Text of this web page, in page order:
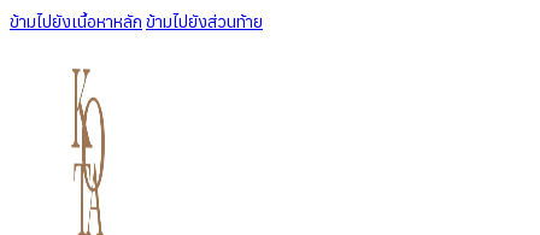
ข้ามไปยังเนื้อหาหลัก ข้ามไปยังส่วนท้าย